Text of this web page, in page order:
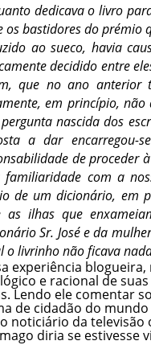
dedicava o livro
os bastidores do prémio
ao sueco, havia
decidido entre
que no ano anterior
em princípio,
nascida dos
a dar encarregou-
de proceder
familiaridade com a
de um dicionário, em
as ilhas que
Sr. José e da
o livrinho não ficava
experiência
e racional de
Lendo ele comentar
de cidadão do
noticiário da televisão
diria se estivesse